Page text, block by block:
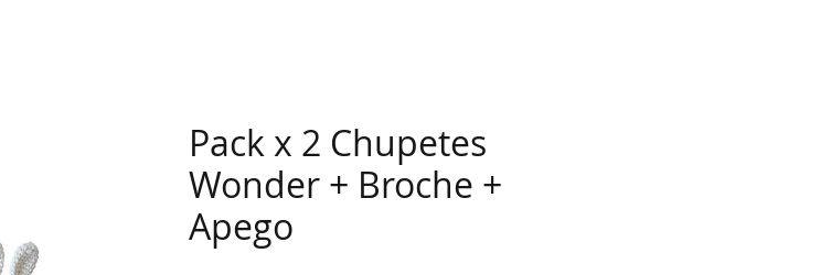
Pack x 2 Chupetes
Wonder + Broche +
Apego